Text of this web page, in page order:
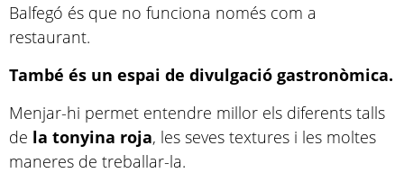
Balfegó és que no funciona només com a
restaurant.
També és un espai de divulgació gastronòmica.
Menjar-hi permet entendre millor els diferents talls
de la tonyina roja, les seves textures i les moltes
maneres de treballar-la.